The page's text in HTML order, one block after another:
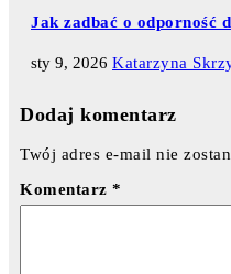
Jak zadbać o odporność
sty 9, 2026 Katarzyna
Dodaj komentarz
Twój adres e-mail nie
Komentarz *